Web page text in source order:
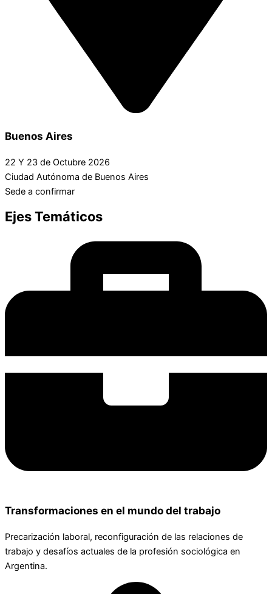
Buenos Aires
22 Y 23 de Octubre 2026
Ciudad Autónoma de Buenos Aires
Sede a confirmar
Ejes Temáticos
Transformaciones en el mundo del trabajo
Precarización laboral, reconfiguración de las relaciones de
trabajo y desafíos actuales de la profesión sociológica en
Argentina.